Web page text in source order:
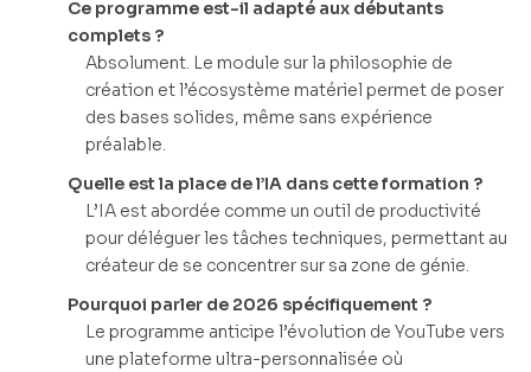
Ce programme est-il adapté aux débutants
complets ?
Absolument. Le module sur la philosophie de
création et l’écosystème matériel permet de poser
des bases solides, même sans expérience
préalable.
Quelle est la place de l’IA dans cette formation ?
L’IA est abordée comme un outil de productivité
pour déléguer les tâches techniques, permettant au
créateur de se concentrer sur sa zone de génie.
Pourquoi parler de 2026 spécifiquement ?
Le programme anticipe l’évolution de YouTube vers
une plateforme ultra-personnalisée où